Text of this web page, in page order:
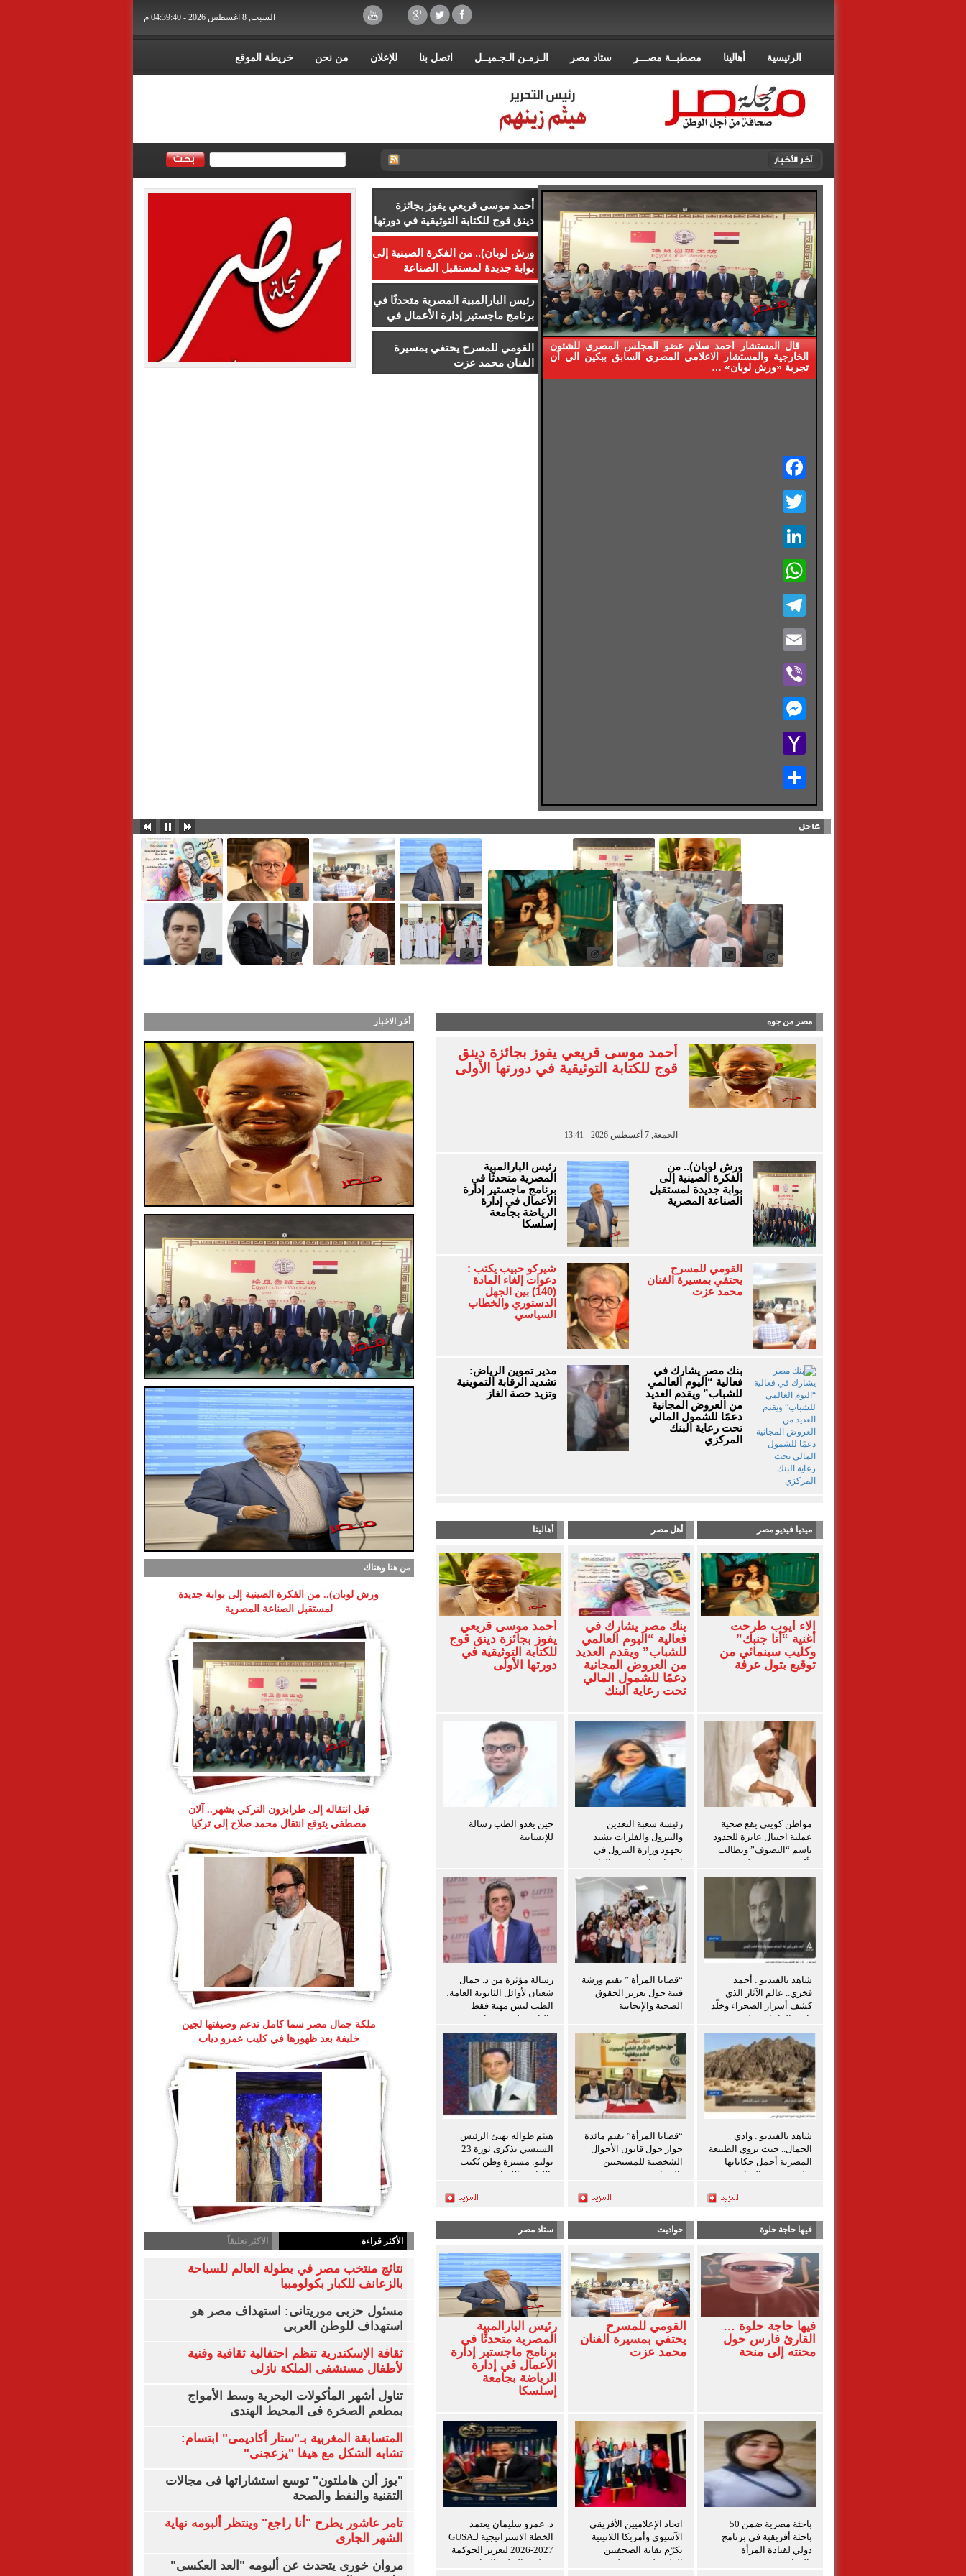
السبت, 8 اغسطس 2026 - 04:39:41 م
الرئيسية أهالينا مصطبــة مصـــر ستاد مصر الـزمـن الـجـميــل اتصل بنا للإعلان من نحن خريطة الموقع
قال المستشار أحمد سلام عضو المجلس المصري للشئون
الخارجية والمستشار الاعلامي المصري السابق ببكين الي أن
تجربة «ورش لوبان» …
أحمد موسى قريعي يفوز بجائزة
دينق قوج للكتابة التوثيقية في دورتها
الأولى
ورش لوبان).. من الفكرة الصينية إلى
بوابة جديدة لمستقبل الصناعة
المصرية
رئيس البارالمبية المصرية متحدثًا في
برنامج ماجستير إدارة الأعمال في
إدارة الرياضة بجامعة إسلسكا
القومي للمسرح يحتفي بمسيرة
الفنان محمد عزت
مصر من جوه
أحمد موسى قريعي يفوز بجائزة دينق
قوج للكتابة التوثيقية في دورتها الأولى
الجمعة, 7 أغسطس 2026 - 13:41
ورش لوبان).. من
الفكرة الصينية إلى
بوابة جديدة لمستقبل
الصناعة المصرية
رئيس البارالمبية
المصرية متحدثًا في
برنامج ماجستير إدارة
الأعمال في إدارة
الرياضة بجامعة
إسلسكا
القومي للمسرح
يحتفي بمسيرة الفنان
محمد عزت
شيركو حبيب يكتب :
دعوات إلغاء المادة
(140) بين الجهل
الدستوري والخطاب
السياسي
بنك مصر يشارك في
فعالية “اليوم العالمي
للشباب” ويقدم العديد
من العروض المجانية
دعمًا للشمول المالي
تحت رعاية البنك
المركزي
مدير تموين الرياض:
تشديد الرقابة التموينية
وتزيد حصة الغاز
ميديا فيديو مصر
آلاء أيوب طرحت
أغنية “أنا جنبك”
وكليب سينمائي من
توقيع بتول عرفة
مواطن كويتي يقع ضحية
عملية احتيال عابرة للحدود
باسم “التصوف” ويطالب
بأكثر من نصف مليون
بمساعدة شخصيات دينية
شاهد بالفيديو : أحمد
فخري.. عالم الآثار الذي
كشف أسرار الصحراء وخلّد
تاريخ الواحات تعليق شيرين
الشافعي
شاهد بالفيديو : وادي
الجمال.. حيث تروي الطبيعة
المصرية أجمل حكاياتها
تعليق شيرين الشافعى
أهل مصر
بنك مصر يشارك في
فعالية “اليوم العالمي
للشباب” ويقدم العديد
من العروض المجانية
دعمًا للشمول المالي
تحت رعاية البنك
رئيسة شعبة التعدين
والبترول والفلزات تشيد
بجهود وزارة البترول في
احتواء حادث سفن الغاز
بدمياط
“قضايا المرأة ” تقيم ورشة
فنية حول تعزيز الحقوق
الصحية والإنجابية
“قضايا المرأة” تقيم مائدة
حوار حول قانون الأحوال
الشخصية للمسيحيين
بالمنيا
أهالينا
أحمد موسى قريعي
يفوز بجائزة دينق قوج
للكتابة التوثيقية في
دورتها الأولى
حين يغدو الطب رسالة
للإنسانية
رسالة مؤثرة من د. جمال
شعبان لأوائل الثانوية العامة:
الطب ليس مهنة فقط
والثانوية ليست نهاية
المطاف
هيثم طواله يهنئ الرئيس
السيسي بذكرى ثورة 23
يوليو: مسيرة وطن تُكتب
بالإرادة والإنجاز
فيها حاجة حلوة
فيها حاجة حلوة …
القارئ فارس حول
محنته إلى منحة
باحثة مصرية ضمن 50
باحثة أفريقية في برنامج
دولي لقيادة المرأة
بالزراعة
حواديت
القومي للمسرح
يحتفي بمسيرة الفنان
محمد عزت
اتحاد الإعلاميين الأفريقي
الآسيوي وأمريكا اللاتينية
يكرّم نقابة الصحفيين
الفلسطينيين ويعلن توسيع
ستاد مصر
رئيس البارالمبية
المصرية متحدثًا في
برنامج ماجستير إدارة
الأعمال في إدارة
الرياضة بجامعة
إسلسكا
د. عمرو سليمان يعتمد
الخطة الاستراتيجية لـGUSA
2026-2027 لتعزيز الحوكمة
وتطوير التعليم الرياضي
أخر الاخبار
من هنا وهناك
ورش لوبان).. من الفكرة الصينية إلى بوابة جديدة
لمستقبل الصناعة المصرية
قبل انتقاله إلى طرابزون التركي بشهر.. آلان
مصطفى يتوقع انتقال محمد صلاح إلى تركيا
ملكة جمال مصر سما كامل تدعم وصيفتها لجين
خليفة بعد ظهورها في كليب عمرو دياب
الأكثر قراءة الاكثر تعليقاً
نتائج منتخب مصر في بطولة العالم للسباحة
بالزعانف للكبار بكولومبيا
مسئول حزبى موريتانى: استهداف مصر هو
استهداف للوطن العربى
ثقافة الإسكندرية تنظم احتفالية ثقافية وفنية
لأطفال مستشفى الملكة نازلى
تناول أشهر المأكولات البحرية وسط الأمواج
بمطعم الصخرة فى المحيط الهندى
المتسابقة المغربية بـ"ستار أكاديمى" ابتسام:
تشابه الشكل مع هيفا "يزعجنى"
"بوز ألن هاملتون" توسع استشاراتها فى مجالات
التقنية والنفط والصحة
تامر عاشور يطرح "أنا راجع" وينتظر ألبومه نهاية
الشهر الجارى
مروان خورى يتحدث عن ألبومه "العد العكسى"